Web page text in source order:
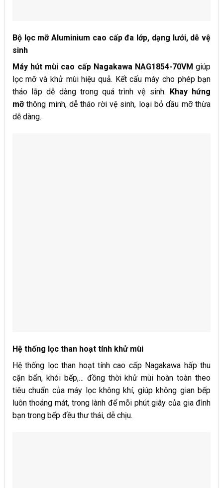
Bộ lọc mỡ Aluminium cao cấp đa lớp, dạng lưới, dễ vệ
sinh
Máy hút mùi cao cấp Nagakawa NAG1854-70VM giúp
lọc mỡ và khử mùi hiệu quả. Kết cấu máy cho phép bạn
tháo lắp dễ dàng trong quá trình vệ sinh. Khay hứng
mỡthông minh, dễ tháo rời vệ sinh, loại bỏ dầu mỡ thừa
dễ dàng.
Hệ thống lọc than hoạt tính khử mùi
Hệ thống lọc than hoạt tính cao cấp Nagakawa hấp thu
cặn bẩn, khói bếp,… đồng thời khử mùi hoàn toàn theo
tiêu chuẩn của máy lọc không khí, giúp không gian bếp
luôn thoáng mát, trong lành để mỗi phút giây của gia đình
bạn trong bếp đều thư thái, dễ chịu.